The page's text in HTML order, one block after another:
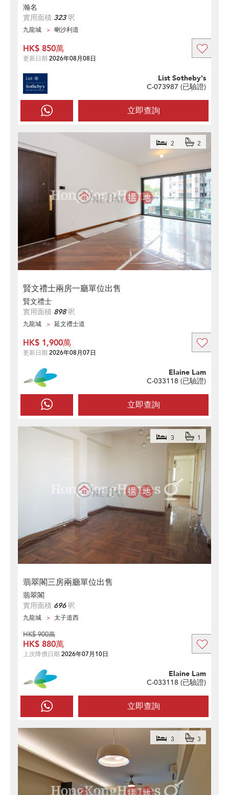
瀚名
實用面積 323呎
九龍城 喇沙利道
立即查詢
List Sotheby's
C-073987 (已驗證)
HK$ 850萬
更新日期 2026年08月08日
賢文禮士兩房一廳單位出售
2 2
賢文禮士
實用面積 898呎
九龍城 延文禮士道
立即查詢
Elaine Lam
C-033118 (已驗證)
HK$ 1,900萬
更新日期 2026年08月07日
翡翠閣三房兩廳單位出售
3 1
翡翠閣
實用面積 696呎
九龍城 太子道西
立即查詢
Elaine Lam
C-033118 (已驗證)
HK$ 900萬
HK$ 880萬
上次降價日期 2026年07月10日
3 3